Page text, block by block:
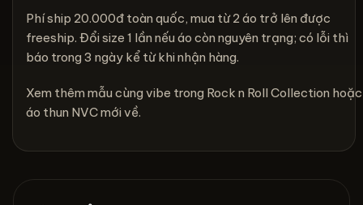
Phí ship 20.000đ toàn quốc, mua từ 2 áo trở lên được
freeship. Đổi size 1 lần nếu áo còn nguyên trạng; có lỗi thì
báo trong 3 ngày kể từ khi nhận hàng.
Xem thêm mẫu cùng vibe trong Rock n Roll Collection hoặc
áo thun NVC mới về.